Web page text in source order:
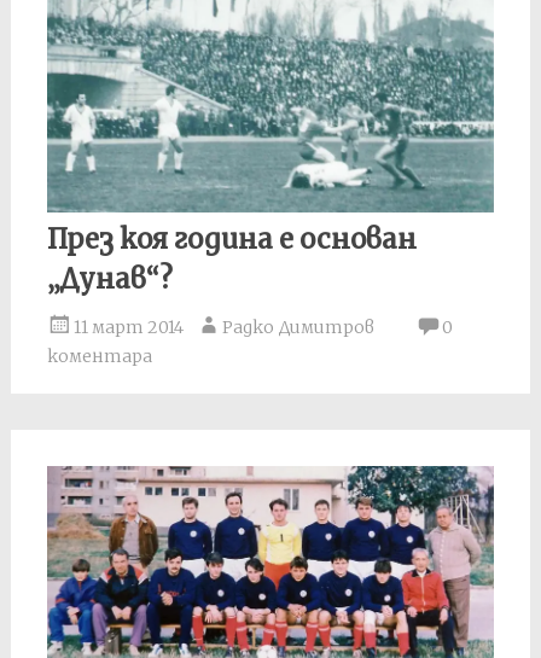
През коя година е основан
„Дунав“?
11 март 2014 Радко Димитров
0
коментара